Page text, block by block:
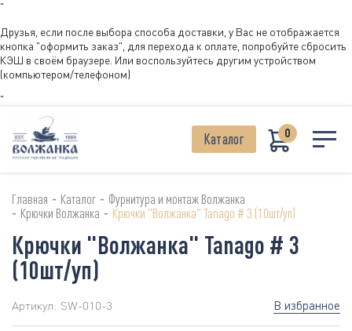
"
Друзья, если после выбора способа доставки, у Вас не отображается
кнопка "оформить заказ", для перехода к оплате, попробуйте сбросить
КЭШ в своём браузере. Или воспользуйтесь другим устройством
(компьютером/телефоном)
"
Каталог 0
Главная - Каталог - Фурнитура и монтаж Волжанка
- Крючки Волжанка - Крючки "Волжанка" Tanago # 3 (10шт/уп)
Крючки "Волжанка" Tanago # 3
(10шт/уп)
Артикул: SW-010-3 В избранное